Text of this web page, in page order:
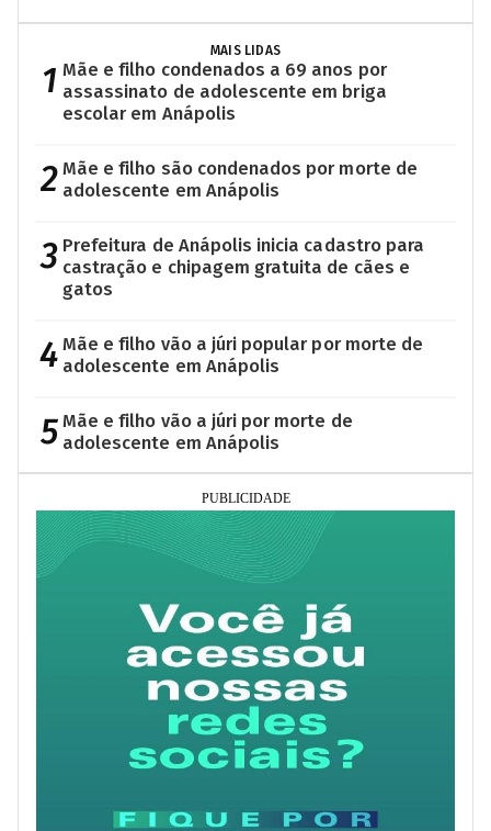
MAIS LIDAS
1 Mãe e filho condenados a 69 anos por
assassinato de adolescente em briga
escolar em Anápolis
2 Mãe e filho são condenados por morte de
adolescente em Anápolis
3 Prefeitura de Anápolis inicia cadastro para
castração e chipagem gratuita de cães e
gatos
4 Mãe e filho vão a júri popular por morte de
adolescente em Anápolis
5 Mãe e filho vão a júri por morte de
adolescente em Anápolis